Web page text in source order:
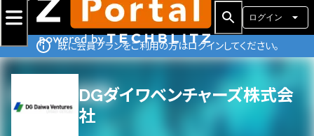
ログイン
既に会員プランをご利用の方はログインしてください。
DGダイワベンチャーズ株式会
社